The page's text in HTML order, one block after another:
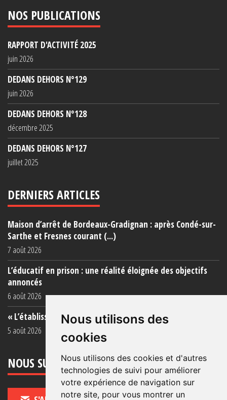
Nous utilisons des
cookies
Nous utilisons des cookies et d'autres
technologies de suivi pour améliorer
votre expérience de navigation sur
notre site, pour vous montrer un
NOS PUBLICATIONS
RAPPORT D'ACTIVITÉ 2025
juin 2026
DEDANS DEHORS N°129
juin 2026
DEDANS DEHORS N°128
décembre 2025
DEDANS DEHORS N°127
juillet 2025
DERNIERS ARTICLES
Maison d’arrêt de Bordeaux-Gradignan : après Condé-sur-
Sarthe et Fresnes courant (...)
7 août 2026
L’éducatif en prison : une réalité éloignée des objectifs
annoncés
6 août 2026
« L’établissement est une porcherie totale »
5 août 2026
NOUS SUIVRE